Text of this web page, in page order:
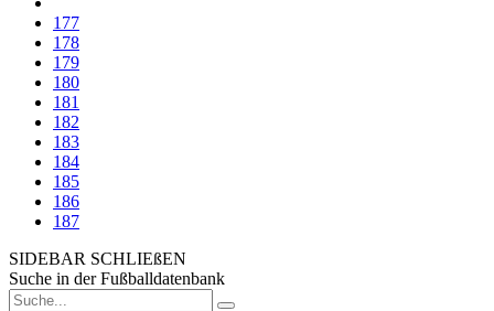
177
178
179
180
181
182
183
184
185
186
187
SIDEBAR SCHLIEßEN
Suche in der Fußballdatenbank